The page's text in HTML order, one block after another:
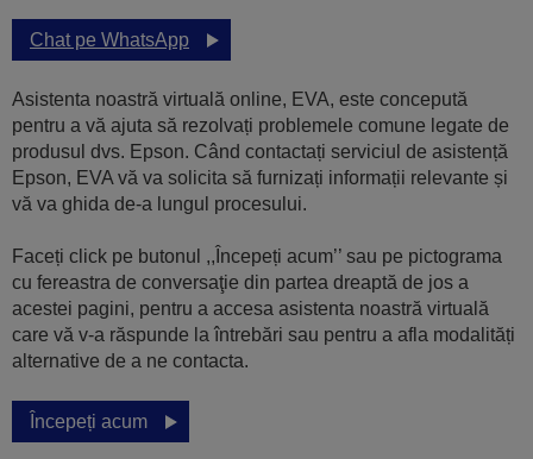
Chat pe WhatsApp
Asistenta noastră virtuală online, EVA, este concepută
pentru a vă ajuta să rezolvați problemele comune legate de
produsul dvs. Epson. Când contactați serviciul de asistență
Epson, EVA vă va solicita să furnizați informații relevante și
vă va ghida de-a lungul procesului.
Faceți click pe butonul ,,Începeți acum’’ sau pe pictograma
cu fereastra de conversaţie din partea dreaptă de jos a
acestei pagini, pentru a accesa asistenta noastră virtuală
care vă v-a răspunde la întrebări sau pentru a afla modalități
alternative de a ne contacta.
Începeți acum